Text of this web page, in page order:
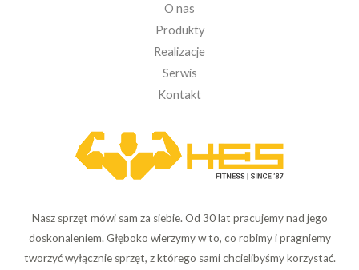
O nas
Produkty
Realizacje
Serwis
Kontakt
Nasz sprzęt mówi sam za siebie. Od 30 lat pracujemy nad jego
doskonaleniem. Głęboko wierzymy w to, co robimy i pragniemy
tworzyć wyłącznie sprzęt, z którego sami chcielibyśmy korzystać.